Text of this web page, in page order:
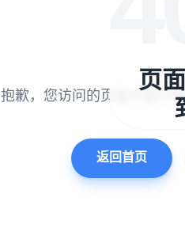
页
抱歉，您访问的页面可能已
返回首页